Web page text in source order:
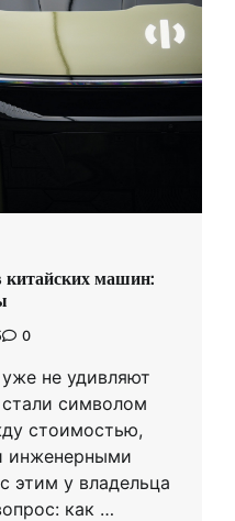
китайских машин:
0
не удивляют
символом
стоимостью,
инженерными
этим у владельца
как …